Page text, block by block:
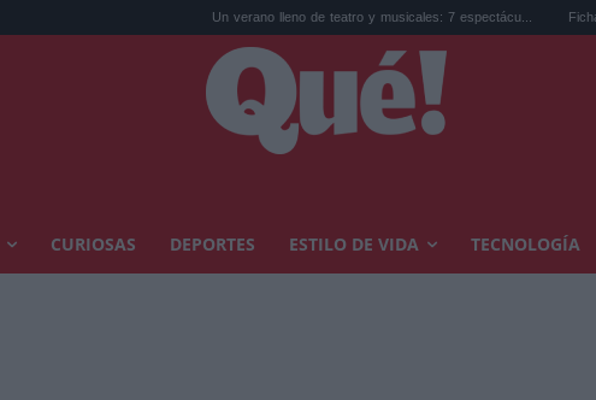
Un verano lleno de teatro y musicales: 7 espectácu... Fichaje de Yan
CURIOSAS DEPORTES ESTILO DE VIDA TECNOLOGÍA